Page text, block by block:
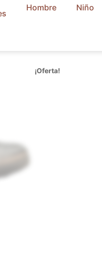
Hombre Niño
¡Oferta!